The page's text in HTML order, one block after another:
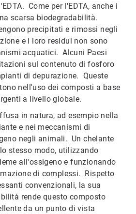
Come per l'EDTA, anche i
scarsa biodegradabilità.
precipitati e rimossi negli
e i loro residui non sono
acquatici. Alcuni Paesi
sul contenuto di fosforo
di depurazione. Queste
nell'uso dei composti a base
a livello globale.
in natura, ad esempio nella
e nei meccanismi di
negli animali. Un chelante
stesso modo, utilizzando
all'ossigeno e funzionando
di complessi. Rispetto
convenzionali, la sua
rende questo composto
da un punto di vista